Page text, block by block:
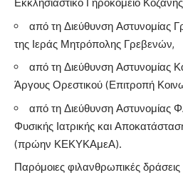
Εκκλησιαστικό Γηροκομείο
από τη Διεύθυνση Αστυνομίας
της Ιεράς Μητρόπολης Γρεβενών,
από τη Διεύθυνση Αστυνομίας
Άργους Ορεστικού (Επιτροπή
από τη Διεύθυνση Αστυνομίας
Φυσικής Ιατρικής και
(πρώην ΚΕΚΥΚΑμεΑ).
Παρόμοιες φιλανθρωπικές